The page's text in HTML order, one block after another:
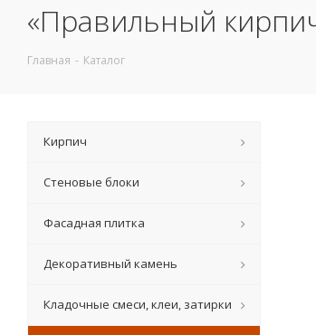
«Правильный
Главная - Каталог
Кирпич
Стеновые блоки
Фасадная плитка
Декоративный камень
Кладочные смеси, клеи, затирки